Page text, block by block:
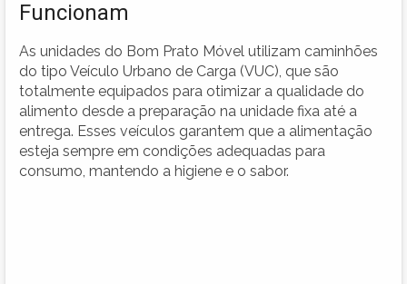
Funcionam
As unidades do Bom Prato Móvel utilizam caminhões
do tipo Veículo Urbano de Carga (VUC), que são
totalmente equipados para otimizar a qualidade do
alimento desde a preparação na unidade fixa até a
entrega. Esses veículos garantem que a alimentação
esteja sempre em condições adequadas para
consumo, mantendo a higiene e o sabor.